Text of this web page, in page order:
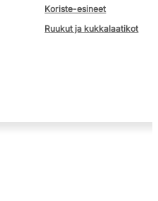
Koriste-esineet
Ruukut ja kukkalaatikot